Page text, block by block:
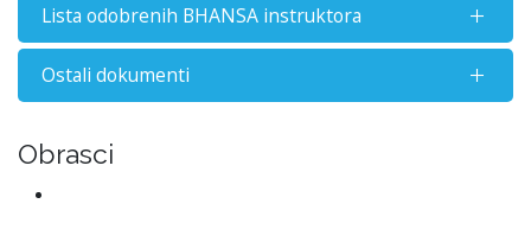
Lista odobrenih BHANSA instruktora
Ostali dokumenti
Obrasci